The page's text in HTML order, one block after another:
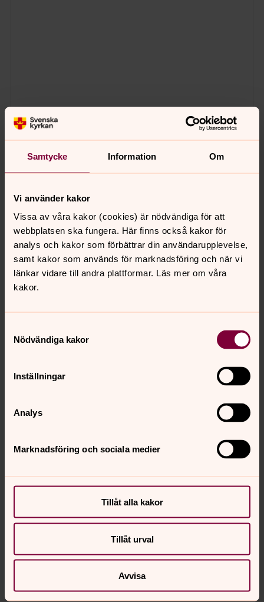
Samtycke Information Om
Vi använder kakor
Vissa av våra kakor (cookies) är nödvändiga för att
webbplatsen ska fungera. Här finns också kakor för
analys och kakor som förbättrar din användarupplevelse,
samt kakor som används för marknadsföring och när vi
länkar vidare till andra plattformar. Läs mer om våra
kakor.
Nödvändiga kakor
Inställningar
Analys
Marknadsföring och sociala medier
Tillåt alla kakor
Tillåt urval
Avvisa